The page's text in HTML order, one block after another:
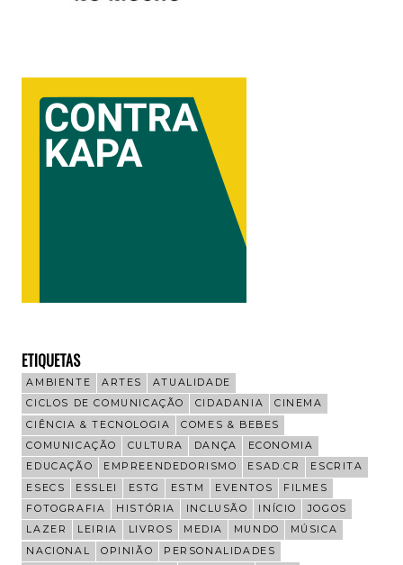
ETIQUETAS
AMBIENTE ARTES
ATUALIDADE
CICLOS DE COMUNICAÇÃO
CIDADANIA
CINEMA
CIÊNCIA & TECNOLOGIA
COMES & BEBES
COMUNICAÇÃO
CULTURA DANÇA
ECONOMIA
EDUCAÇÃO
EMPREENDEDORISMO ESAD.CR
ESCRITA
ESECS
ESSLEI ESTG ESTM EVENTOS
FILMES
FOTOGRAFIA
HISTÓRIA INCLUSÃO INÍCIO
JOGOS
LAZER
LEIRIA LIVROS MEDIA MUNDO
MÚSICA
NACIONAL
OPINIÃO
PERSONALIDADES